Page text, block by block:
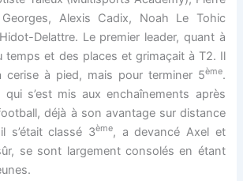
Georges, Alexis Cadix, Noah Le Tohic
Delattre. Le premier leader, quant à
temps et des places et grimaçait à T2. Il
cerise à pied, mais pour terminer 5ème.
qui s’est mis aux enchaînements après
déjà à son avantage sur distance
s’était classé 3ème, a devancé Axel et
se sont largement consolés en étant